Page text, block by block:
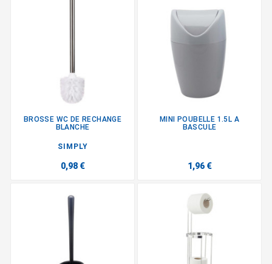
BROSSE WC DE RECHANGE
BLANCHE
SIMPLY
0,98 €
MINI POUBELLE 1.5L A
BASCULE
1,96 €